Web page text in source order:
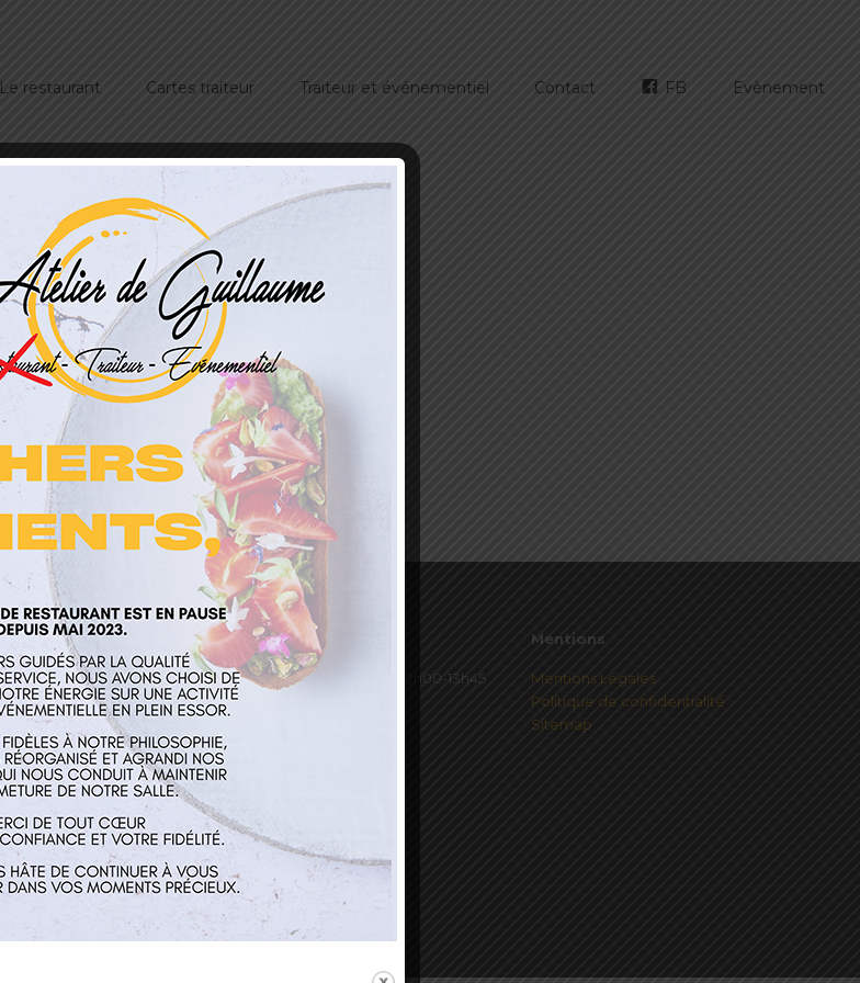
Le restaurant Cartes traiteur Traiteur et événementiel Contact FB Evènement
Nos services
Restaurant
Traiteur et événementiel
Contact
Horaires
Mardi au Vendredi 12h00-13h45
Mentions
Mentions Légales
Politique de confidentialité
Sitemap